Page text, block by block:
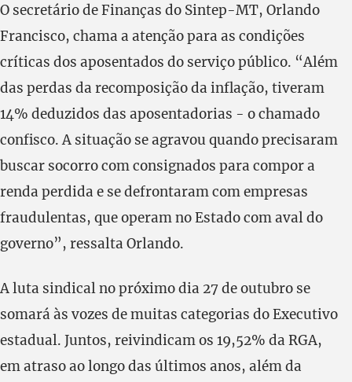
O secretário de Finanças do Sintep-MT, Orlando
Francisco, chama a atenção para as condições
críticas dos aposentados do serviço público. “Além
das perdas da recomposição da inflação, tiveram
14% deduzidos das aposentadorias - o chamado
confisco. A situação se agravou quando precisaram
buscar socorro com consignados para compor a
renda perdida e se defrontaram com empresas
fraudulentas, que operam no Estado com aval do
governo”, ressalta Orlando.
A luta sindical no próximo dia 27 de outubro se
somará às vozes de muitas categorias do Executivo
estadual. Juntos, reivindicam os 19,52% da RGA,
em atraso ao longo das últimos anos, além da